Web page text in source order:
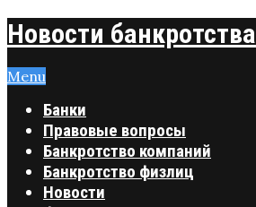
Новости банкротства
Menu
Банки
Правовые вопросы
Банкротство компаний
Банкротство физлиц
Новости